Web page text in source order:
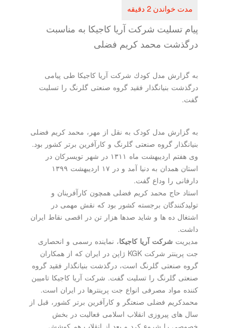
پیام تسلیت شركت آریا كاجیكا به مناسبت
درگذشت محمد كریم فضلی
به گزارش مدل كودك شركت آریا كاجیكا طی پیامی
درگذشت بنیانگذار فقید گروه صنعتی گلرنگ را تسلیت
به گزارش مدل کودک به نقل از مهر، محمد کریم فضلی
بنیانگذار گروه صنعتی گلرنگ و کارآفرین برتر کشور بود.
وی هفتم اردیبهشت ماه ۱۳۱۱ در شهر تویسرکان در
استان همدان به دنیا آمد و در ۱۷ اردیبهشت ۱۳۹۹
دارفانی را وداع گفت.
استاد حاج محمد کریم فضلی همچون کارآفرینان و
تولیدکنندگان برجسته کشور بود که نقش مهمی در
اشتغال ده ها و شاید صدها هزار تن در اقصی نقاط ایران
شرکت آریا کاجیکا ، نماینده رسمی و انحصاری
جت پرینتر شرکت KGK ژاپن در ایران که از همکاران
گروه صنعتی گلرنگ است، درگذشت بنیانگذار فقید گروه
صنعتی گلرنگ را تسلیت گفت. شرکت آریا کاجیکا تامیین
کننده مواد مصرفی انواع جت پرینترها در ایران است.
محمدکریم فضلی صنعتگر و کارآفرین برتر کشور، قبل از
سال های پیروزی انقلاب اسلامی فعالیت در بخش
خصوصی را شروع کرد و بعد از انقلاب هم کوشش